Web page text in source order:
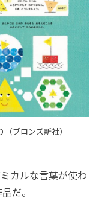
ブロンズ新社）
カルな言葉が使わ
だ。